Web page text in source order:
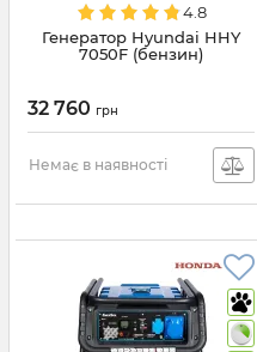
4.8
Генератор Hyundai HHY
7050F (бензин)
32 760 грн
Немає в наявності